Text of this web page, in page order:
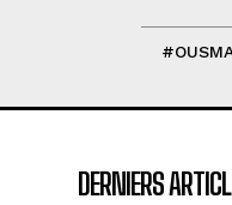
DERNIERS